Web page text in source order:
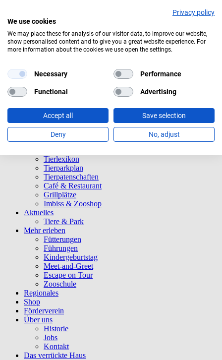
Aktuelles Wetter: 19°C Leichter Regen
Navigation überspringen
Informationen
Öffnungszeiten
Eintrittspreise
Saisonkarten
Veranstaltungen
Tierparkordnung
Spenden
Barrierefreiheit
Tierlexikon
Tierparkplan
Tierpatenschaften
Café & Restaurant
Grillplätze
Imbiss & Zooshop
Aktuelles
Tiere & Park
Mehr erleben
Fütterungen
Führungen
Kindergeburtstag
Meet-and-Greet
Escape on Tour
Zooschule
Regionales
Shop
Förderverein
Über uns
Historie
Jobs
Kontakt
Das verrückte Haus
Privacy policy
We use cookies
We may place these for analysis of our visitor data, to improve our website,
show personalised content and to give you a great website experience. For
more information about the cookies we use open the settings.
Necessary Performance
Functional Advertising
Accept all Save selection
Deny No, adjust